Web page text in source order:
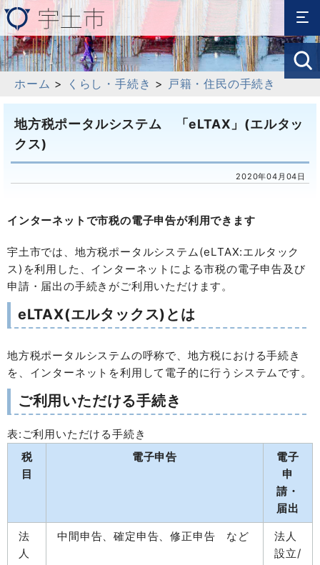
ホーム > くらし・手続き > 戸籍・住民の手続き
地方税ポータルシステム 「eLTAX」(エルタッ
クス)
2020年04月04日
インターネットで市税の電子申告が利用できます
宇土市では、地方税ポータルシステム(eLTAX:エルタック
ス)を利用した、インターネットによる市税の電子申告及び
申請・届出の手続きがご利用いただけます。
eLTAX(エルタックス)とは
地方税ポータルシステムの呼称で、地方税における手続き
を、インターネットを利用して電子的に行うシステムです。
ご利用いただける手続き
表:ご利用いただける手続き
税
目
電子申告
電子
申
請・
届出
法
人
中間申告、確定申告、修正申告 など
法人
設立/